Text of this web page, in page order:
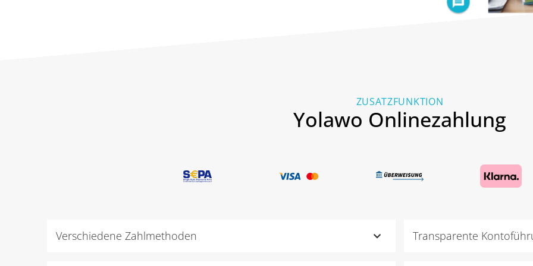
ZUSATZFUNKTION
Yolawo Onlinezahlung
Verschiedene Zahlmethoden Transparente